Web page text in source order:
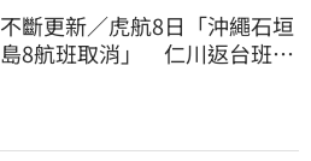
不斷更新／虎航8日「沖繩石垣
島8航班取消」 仁川返台班機